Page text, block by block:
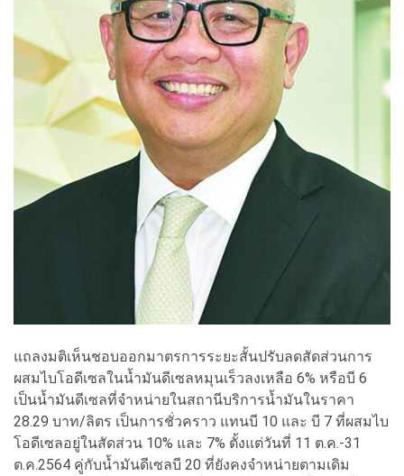
แถลงมติเห็นชอบออกมาตรการระยะสั้นปรับลดสัดส่วนการ
ผสมไบโอดีเซลในน้ำมันดีเซลหมุนเร็วลงเหลือ 6% หรือบี 6
เป็นน้ำมันดีเซลที่จำหน่ายในสถานีบริการน้ำมันในราคา
28.29 บาท/ลิตร เป็นการชั่วคราว แทนบี 10 และ บี 7 ที่ผสมไบ
โอดีเซลอยู่ในสัดส่วน 10% และ 7% ตั้งแต่วันที่ 11 ต.ค.-31
ต.ค.2564 คู่กับน้ำมันดีเซลบี 20 ที่ยังคงจำหน่ายตามเดิม